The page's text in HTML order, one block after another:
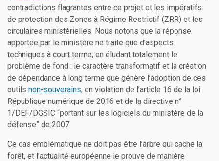
contradictions flagrantes entre ce projet et les impératifs
de protection des Zones à Régime Restrictif (ZRR) et les
circulaires ministérielles. Nous notons que la réponse
apportée par le ministère ne traite que d’aspects
techniques à court terme, en éludant totalement le
problème de fond : le caractère transformatif et la création
de dépendance à long terme que génère l’adoption de ces
outils non-souverains, en violation de l’article 16 de la loi
République numérique de 2016 et de la directive n°
1/DEF/DGSIC “portant sur les logiciels du ministère de la
défense” de 2007.
Ce cas emblématique ne doit pas être l’arbre qui cache la
forêt, et l’actualité européenne le prouve de manière